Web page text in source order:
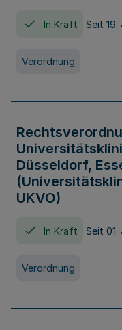
In Kraft Seit 19.
Verordnung
Düsseldorf,
UKVO)
In Kraft Seit
Verordnung